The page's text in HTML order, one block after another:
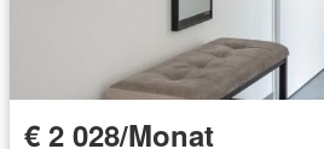
€ 2 028/Monat